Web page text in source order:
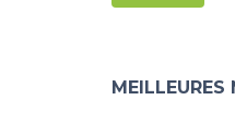
MEILLEURES